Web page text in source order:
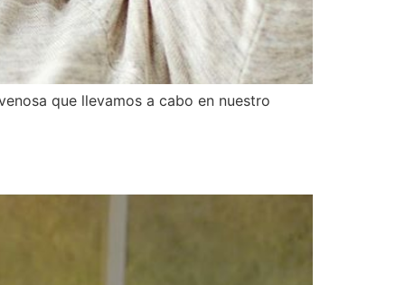
que llevamos a cabo en nuestro